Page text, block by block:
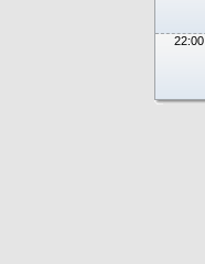
22:00